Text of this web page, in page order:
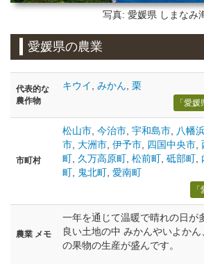
写真: 愛媛県 しまなみ
愛媛県の農業
代表的な
農作物
キウイ みかん 栗
「愛
市町村
松山市 今治市 宇和島市 八幡
市 大洲市 伊予市 四国中央市
町 久万高原町 松前町 砥部町
町
鬼北町 愛南町
農業 メモ
一年を通じて温暖で晴れの日が
良い土地の中 みかんやいよか
の果物の生産が盛んです。